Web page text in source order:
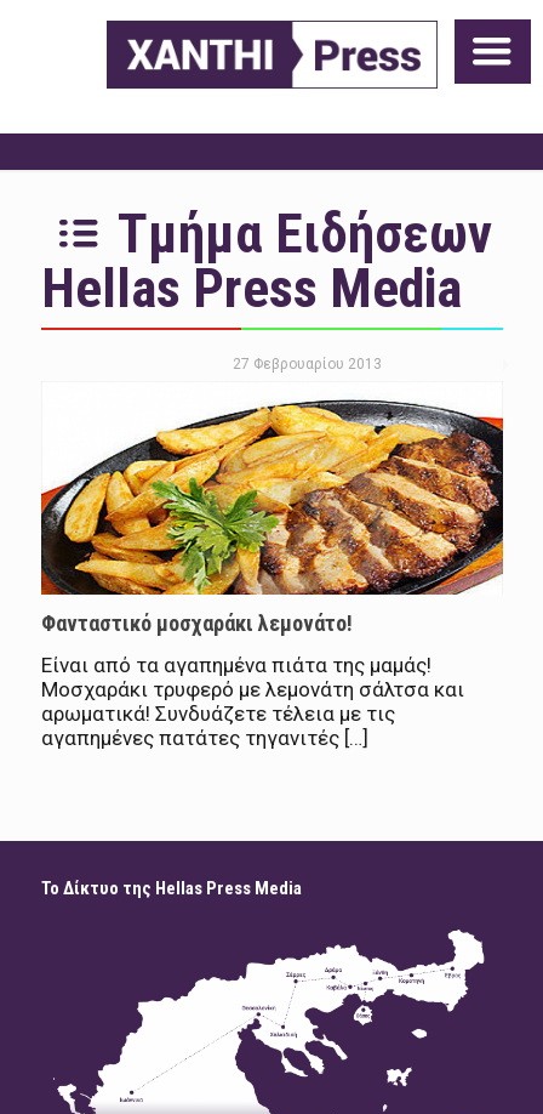
Τμήμα Ειδήσεων
Hellas Press Media
27 Φεβρουαρίου 2013
Φανταστικό μοσχαράκι λεμονάτο!
Είναι από τα αγαπημένα πιάτα της μαμάς!
Μοσχαράκι τρυφερό με λεμονάτη σάλτσα και
αρωματικά! Συνδυάζετε τέλεια με τις
αγαπημένες πατάτες τηγανιτές […]
Το Δίκτυο της Hellas Press Media